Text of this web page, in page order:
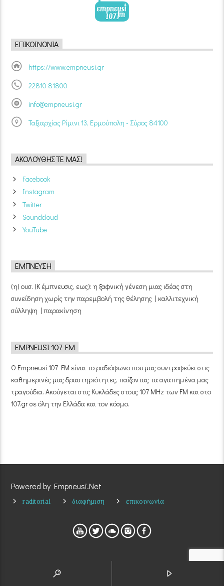
ΕΠΙΚΟΙΝΩΝΊΑ
https://www.empneusi.gr
22810 81800
info@empneusi.gr
Ταξιαρχίας Ρίμινι 13, Ερμούπολη - Σύρος 84100
ΑΚΟΛΟΥΘΉΣΤΕ ΜΑΣ!
Facebook
Instagram
Twitter
Soundcloud
YouTube
ΈΜΠΝΕΥΣΗ
(η) ουσ. (Κ έμπνευσις, εως): η ξαφνική γένεση μιας ιδέας στη
συνείδηση χωρίς την παρεμβολή της θέλησης | καλλιτεχνική
σύλληψη | παρακίνηση
EMPNEUSI 107 FM
Ο Empneusi 107 FM είναι το ραδιόφωνο που μας συντροφεύει στις
καθημερινές μας δραστηριότητες, παίζοντας τα αγαπημένα μας
τραγούδια. Ακούγεται στις Κυκλάδες στους 107 MHz των FM και στο
107.gr σε όλη την Ελλάδα και τον κόσμο.
Powered by Empneusi.Net
raditorial διαφήμιση επικοινωνία